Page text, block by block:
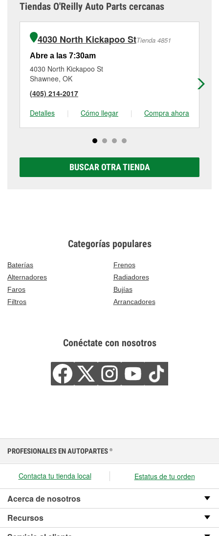
Tiendas O'Reilly Auto Parts cercanas
4030 North Kickapoo StTienda 4851
Abre a las 7:30am
4030 North Kickapoo St
Shawnee, OK
(405) 214-2017
Detalles
| Cómo llegar | Compra ahora
BUSCAR OTRA TIENDA
Categorías populares
Baterías
Frenos
Alternadores
Radiadores
Faros
Bujías
Filtros
Arrancadores
Conéctate con nosotros
PROFESIONALES EN AUTOPARTES ®
Contacta tu tienda local Estatus de tu orden
Acerca de nosotros
Recursos